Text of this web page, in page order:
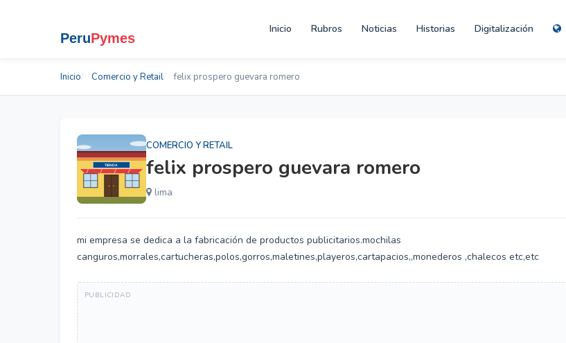
Inicio Rubros Noticias Historias Digitalización
Inicio Comercio y Retail felix prospero guevara romero
COMERCIO Y RETAIL
felix prospero guevara romero
lima
mi empresa se dedica a la fabricación de productos publicitarios.mochilas
canguros,morrales,cartucheras,polos,gorros,maletines,playeros,cartapacios,,monederos ,chalecos etc,etc